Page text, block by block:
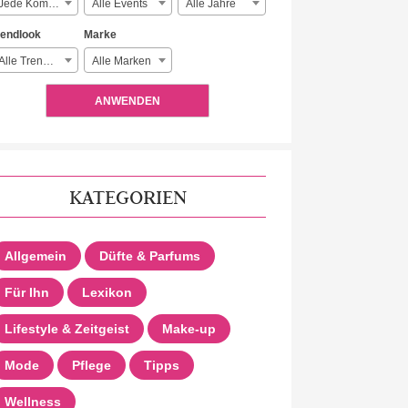
Jede Komplexität Alle Events Alle Jahre
Alle Trendlooks
Marke
Alle Marken
ANWENDEN
KATEGORIEN
Allgemein Düfte & Parfums
Für Ihn Lexikon
Lifestyle & Zeitgeist Make-up
Mode Pflege Tipps
Wellness